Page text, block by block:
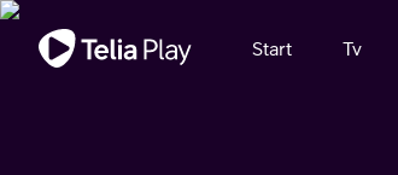
Viktigt meddelande
Start Tv